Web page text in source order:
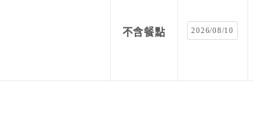
不含餐點 2026/08/10